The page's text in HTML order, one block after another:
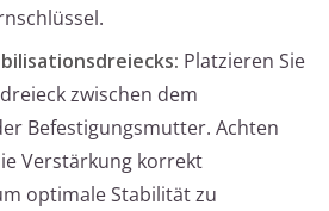
Platzieren Sie
zwischen dem
Befestigungsmutter. Achten
Verstärkung korrekt
optimale Stabilität zu